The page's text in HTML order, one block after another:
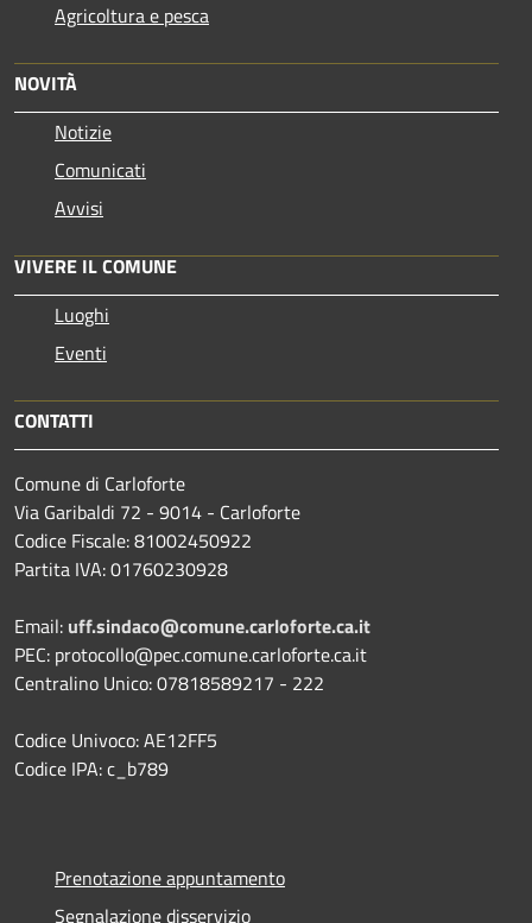
Agricoltura e pesca
NOVITÀ
Notizie
Comunicati
Avvisi
VIVERE IL COMUNE
Luoghi
Eventi
CONTATTI
Comune di Carloforte
Via Garibaldi 72 - 9014 - Carloforte
Codice Fiscale: 81002450922
Partita IVA: 01760230928
Email: uff.sindaco@comune.carloforte.ca.it
PEC: protocollo@pec.comune.carloforte.ca.it
Centralino Unico: 07818589217 - 222
Codice Univoco: AE12FF5
Codice IPA: c_b789
Prenotazione appuntamento
Segnalazione disservizio